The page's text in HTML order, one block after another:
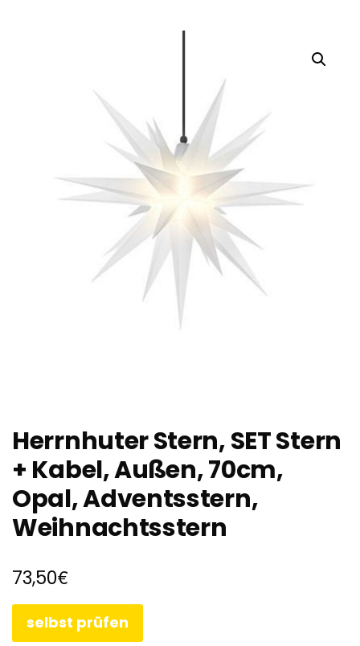
Herrnhuter Stern, SET Stern
+ Kabel, Außen, 70cm,
Opal, Adventsstern,
Weihnachtsstern
73,50€
selbst prüfen